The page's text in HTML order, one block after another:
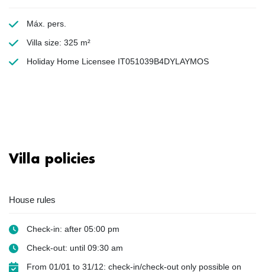
Máx. pers.
Villa size: 325 m²
Holiday Home Licensee IT051039B4DYLAYMOS
Villa policies
House rules
Check-in: after 05:00 pm
Check-out: until 09:30 am
From 01/01 to 31/12: check-in/check-out only possible on